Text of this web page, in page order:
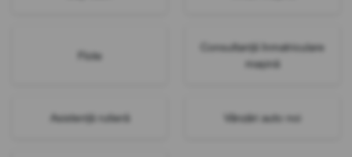
Flote
Consultanță înmatriculare
mașină
Asistență rutieră Vânzări auto noi